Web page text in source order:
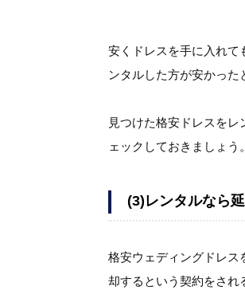
安くドレスを手に入れて
ンタルした方が安かった
見つけた格安ドレスを
ェックしておきましょう。
(3)レンタルなら
格安ウェディングドレス
却するという契約をされ